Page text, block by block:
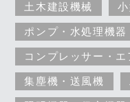
土木建設機械
ポンプ・水処理機器
コンプレッサー・エ
集塵機・送風機